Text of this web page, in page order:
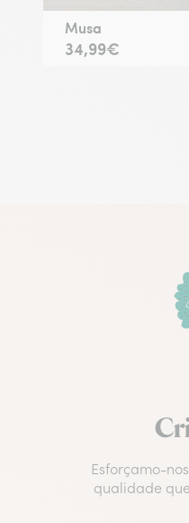
Musa
34,99€
Esforçamo-
qualidade